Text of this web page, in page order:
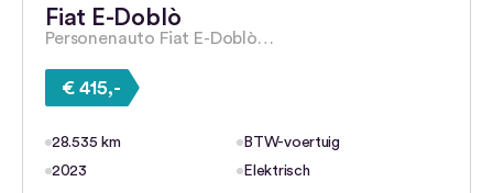
Fiat E-Doblò
Personenauto Fiat E-Doblò…
€ 415,-
28.535 km
BTW-voertuig
2023
Elektrisch